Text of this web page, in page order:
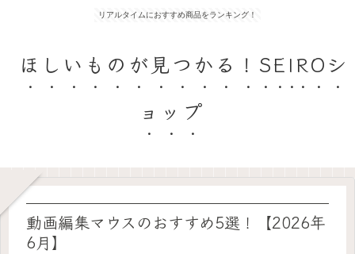
リアルタイムにおすすめ商品をランキング！
ほしいものが見つかる！SEIROシ
ョップ
動画編集マウスのおすすめ5選！【2026年
6月】